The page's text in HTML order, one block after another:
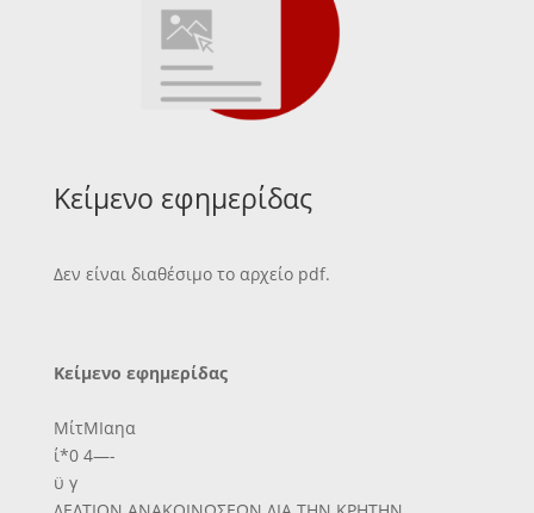
Κείμενο εφημερίδας
Δεν είναι διαθέσιμο το αρχείο pdf.
Κείμενο εφημερίδας
ΜίτΜΙαηα
ί*0 4—-
ϋ γ